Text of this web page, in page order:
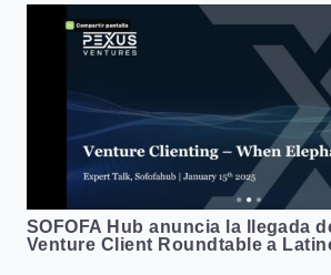
SOFOFA Hub anuncia la llegada
Venture Client Roundtable a